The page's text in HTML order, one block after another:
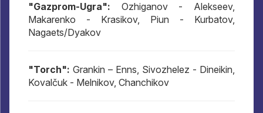
"Gazprom-Ugra": Ozhiganov - Alekseev,
Makarenko - Krasikov, Piun - Kurbatov,
Nagaets/Dyakov
"Torch": Grankin – Enns, Sivozhelez - Dineikin,
Kovalčuk - Melnikov, Chanchikov